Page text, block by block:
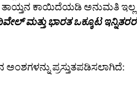
ತಾಯ್ತನ ಕಾಯಿದೆಯಡಿ ಅನುಮತಿ ಇಲ್ಲ
ಮತ್ತು ಭಾರತ ಒಕ್ಕೂಟ ಇನ್ನಿತರರ
ಪ್ರಸ್ತುತಪಡಿಸಲಾಗಿದೆ: